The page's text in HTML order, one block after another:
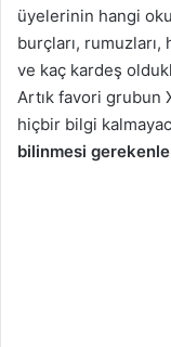
üyelerinin hangi
burçları,
ve kaç kardeş
Artık favori grubun
hiçbir bilgi
bilinmesi